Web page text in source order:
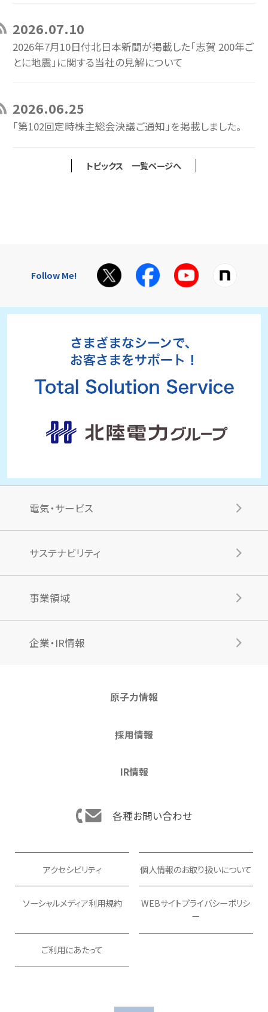
2026.07.10
2026年7月10日付北日本新聞が掲載した「志賀 200年ご
とに地震」に関する当社の見解について
2026.06.25
「第102回定時株主総会決議ご通知」を掲載しました。
トピックス 一覧ページへ
Follow Me!
電気・サービス
サステナビリティ
事業領域
企業・IR情報
原子力情報
採用情報
IR情報
各種お問い合わせ
アクセシビリティ 個人情報のお取り扱いについて
ソーシャルメディア利用規約
WEBサイトプライバシーポリシ
ー
ご利用にあたって